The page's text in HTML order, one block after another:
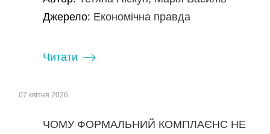
Джерело: Економічна правда
Читати
07 квітня 2026
ЧОМУ ФОРМАЛЬНИЙ КОМПЛАЄНС НЕ